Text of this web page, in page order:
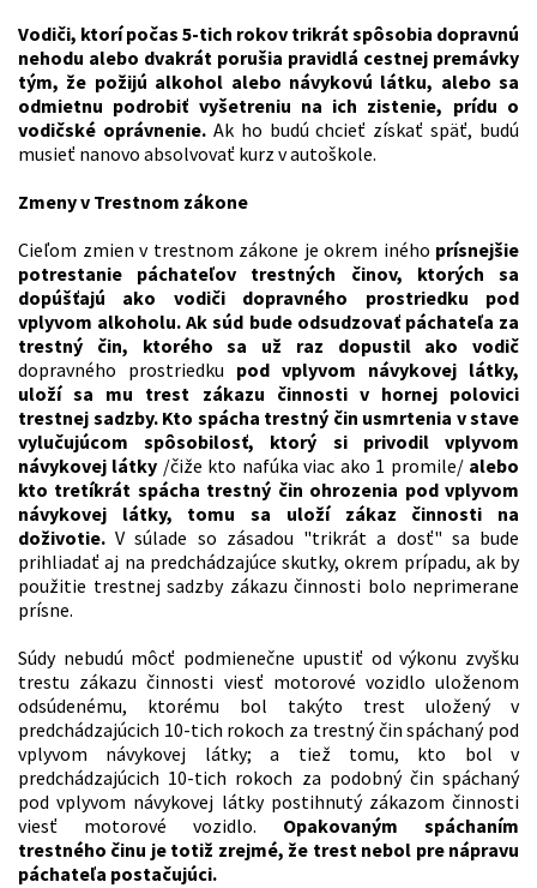
Vodiči, ktorí počas 5-tich rokov trikrát spôsobia dopravnú
nehodu alebo dvakrát porušia pravidlá cestnej premávky
tým, že požijú alkohol alebo návykovú látku, alebo sa
odmietnu podrobiť vyšetreniu na ich zistenie, prídu o
vodičské oprávnenie.Ak ho budú chcieť získať späť, budú
musieť nanovo absolvovať kurz v autoškole.
Zmeny v Trestnom zákone
Cieľom zmien v trestnom zákone je okrem iného prísnejšie
potrestanie páchateľov trestných činov, ktorých sa
dopúšťajú ako vodiči dopravného prostriedku pod
vplyvom alkoholu. Ak súd bude odsudzovať páchateľa za
trestný čin, ktorého sa už raz dopustil ako vodič
dopravného prostriedku pod vplyvom návykovej látky,
uloží sa mu trest zákazu činnosti v hornej polovici
trestnej sadzby. Kto spácha trestný čin usmrtenia v stave
vylučujúcom spôsobilosť, ktorý si privodil vplyvom
návykovej látky /čiže kto nafúka viac ako 1 promile/alebo
kto tretíkrát spácha trestný čin ohrozenia pod vplyvom
návykovej látky, tomu sa uloží zákaz činnosti na
doživotie.V súlade so zásadou "trikrát a dosť" sa bude
prihliadať aj na predchádzajúce skutky, okrem prípadu, ak by
použitie trestnej sadzby zákazu činnosti bolo neprimerane
prísne.
Súdy nebudú môcť podmienečne upustiť od výkonu zvyšku
trestu zákazu činnosti viesť motorové vozidlo uloženom
odsúdenému, ktorému bol takýto trest uložený v
predchádzajúcich 10-tich rokoch za trestný čin spáchaný pod
vplyvom návykovej látky; a tiež tomu, kto bol v
predchádzajúcich 10-tich rokoch za podobný čin spáchaný
pod vplyvom návykovej látky postihnutý zákazom činnosti
viesť motorové vozidlo. Opakovaným spáchaním
trestného činu je totiž zrejmé, že trest nebol pre nápravu
páchateľa postačujúci.